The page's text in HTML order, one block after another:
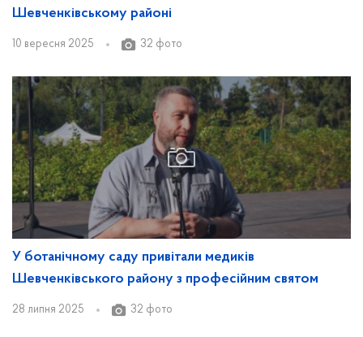
Шевченківському районі
10 вересня 2025 32 фото
У ботанічному саду привітали медиків
Шевченківського району з професійним святом
28 липня 2025 32 фото